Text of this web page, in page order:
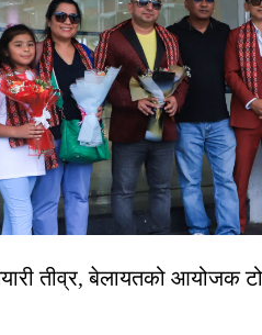
तीव्र, बेलायतको आयोजक